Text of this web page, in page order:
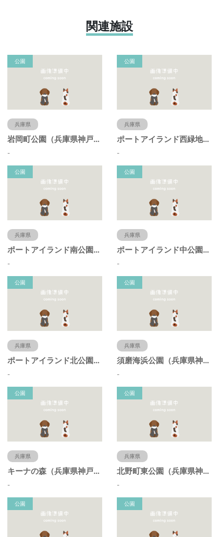
関連施設
公園
兵庫県
岩岡町公園（兵庫県神戸市）
-
公園
兵庫県
ポートアイランド西緑地（兵庫県神戸市）
-
公園
兵庫県
ポートアイランド南公園（兵庫県神戸市）
-
公園
兵庫県
ポートアイランド中公園（兵庫県神戸市）
-
公園
兵庫県
ポートアイランド北公園（兵庫県神戸市）
-
公園
兵庫県
須磨海浜公園（兵庫県神戸市）
-
公園
兵庫県
キーナの森（兵庫県神戸市）
-
公園
兵庫県
北野町東公園（兵庫県神戸市）
-
公園 公園